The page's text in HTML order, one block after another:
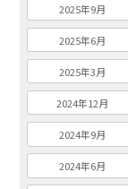
2025年9月
2025年6月
2025年3月
2024年12月
2024年9月
2024年6月